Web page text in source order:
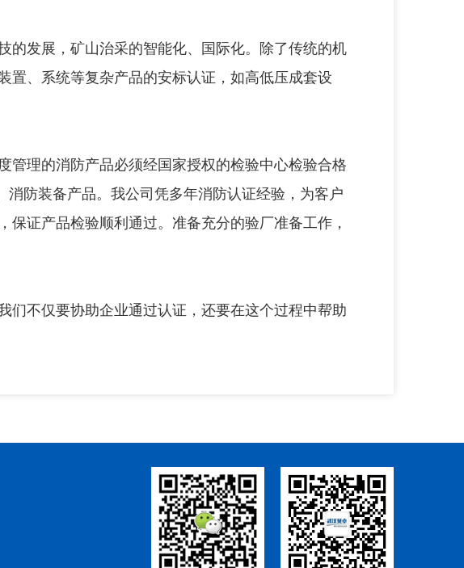
的发展，矿山治采的智能化、国际化。除了传统的机
置、系统等复杂产品的安标认证，如高低压成套设
管理的消防产品必须经国家授权的检验中心检验合格
防装备产品。我公司凭多年消防认证经验，为客户
证产品检验顺利通过。准备充分的验厂准备工作，
们不仅要协助企业通过认证，还要在这个过程中帮助